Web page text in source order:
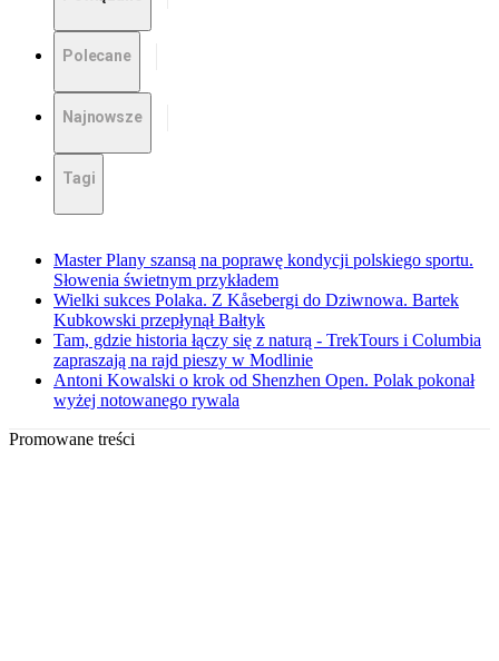
Polecane
Najnowsze
Tagi
Master Plany szansą na poprawę kondycji polskiego sportu.
Słowenia świetnym przykładem
Wielki sukces Polaka. Z Kåsebergi do Dziwnowa. Bartek
Kubkowski przepłynął Bałtyk
Tam, gdzie historia łączy się z naturą - TrekTours i Columbia
zapraszają na rajd pieszy w Modlinie
Antoni Kowalski o krok od Shenzhen Open. Polak pokonał
wyżej notowanego rywala
Promowane treści